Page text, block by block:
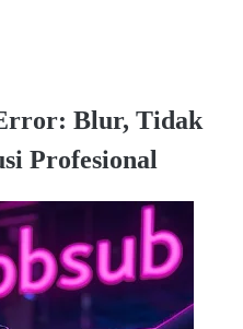
Blur, Tidak
Profesional